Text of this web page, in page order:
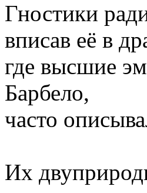
Гностики
вписав её в
где высшие
Барбело,
часто
Их